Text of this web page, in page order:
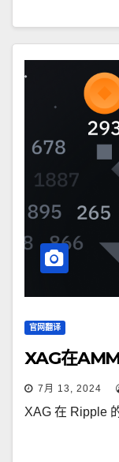
官网翻译
XAG在
7月 13, 2024
XAG 在 Ripple